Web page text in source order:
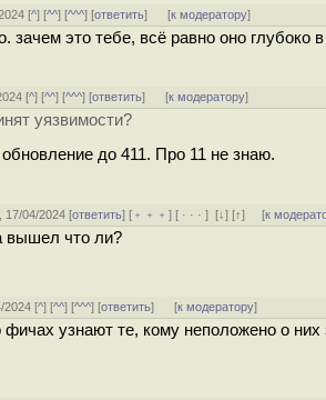
[^] [^^] [^^^] [ответить] [к модератору]
зачем это тебе, всё равно оно
[^] [^^] [^^^] [ответить] [к модератору]
уязвимости?
до 411. Про 11 не знаю.
17/04/2024 [ответить] [ ﹢﹢﹢] [ · · ·][↓] [↑] [к
вышел что ли?
2024 [^] [^^] [^^^] [ответить] [к модератору]
фичах узнают те, кому неположено о